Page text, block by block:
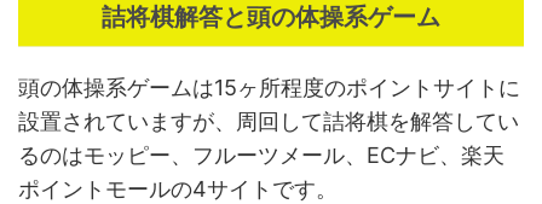
詰将棋解答と頭の体操系ゲーム
頭の体操系ゲームは15ヶ所程度のポイントサイトに
設置されていますが、周回して詰将棋を解答してい
るのはモッピー、フルーツメール、ECナビ、楽天
ポイントモールの4サイトです。